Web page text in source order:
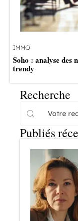
IMMO
Soho : analyse des
trendy
Recherche
Publiés